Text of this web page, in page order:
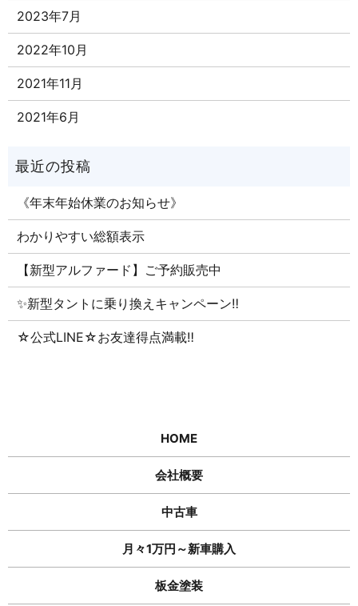
2023年7月
2022年10月
2021年11月
2021年6月
《年末年始休業のお知らせ》
わかりやすい総額表示
【新型アルファード】ご予約販売中
✨新型タントに乗り換えキャンペーン‼
☆公式LINE☆お友達得点満載‼
HOME
会社概要
中古車
月々1万円～新車購入
板金塗装